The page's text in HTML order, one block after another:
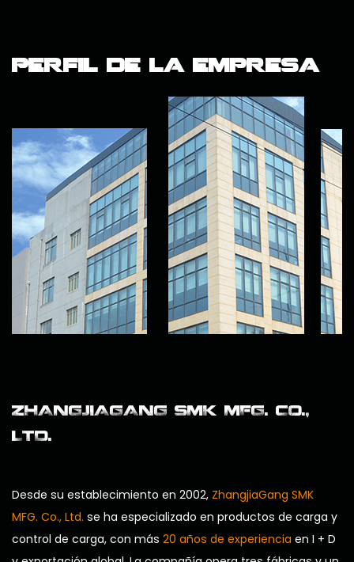
Perfil de la empresa
ZHANGJIAGANG SMK MFG. CO.,
LTD.
Desde su establecimiento en 2002, ZhangjiaGang SMK
MFG. Co., Ltd. se ha especializado en productos de carga y
control de carga, con más 20 años de experiencia en I + D